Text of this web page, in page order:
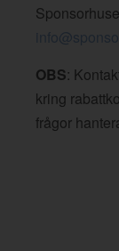
OBS:
kring
frågor